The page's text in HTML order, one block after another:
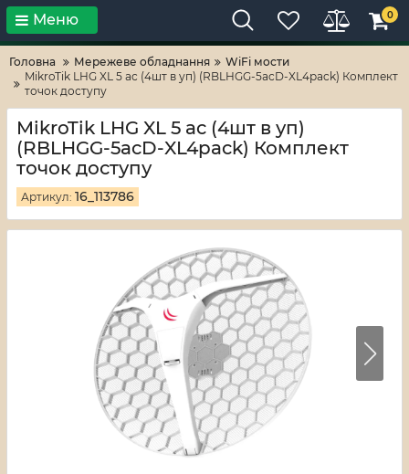
Тільки високі технології! RV-ZAFT
Меню 0
Головна Мережеве обладнання
WiFi мости
MikroTik LHG XL 5 ac (4шт в уп) (RBLHGG-5acD-XL4pack) Комплект
точок доступу
MikroTik LHG XL 5 ac (4шт в уп)
(RBLHGG-5acD-XL4pack) Комплект
точок доступу
Артикул: 16_113786